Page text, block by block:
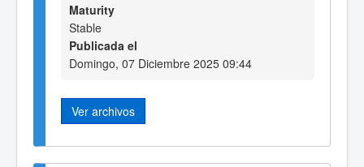
Maturity
Stable
Publicada el
Domingo, 07 Diciembre 2025 09:44
Ver archivos